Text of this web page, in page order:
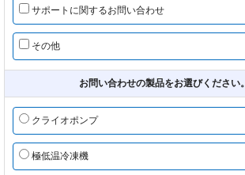
サポートに関するお問い合わせ
その他
お問い合わせの製品をお選びください。
クライオポンプ
極低温冷凍機